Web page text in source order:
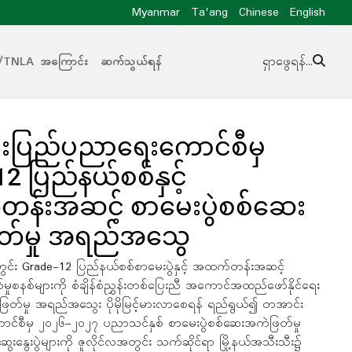
Myanmar Ta'ang Chinese English
TNLA အကြောင်း ဆက်သွယ်ရန် ရှာဖွေရန်...
ြည်ပညာရေးကောင်စီမှ
ပြည်နယ်စစ်နှင့်
းအဆင့် စာမေးပွဲစစ်ဆေး
မှု အရည်အသွေ
း Grade-12 ပြည်နယ်စစ်စာမေးပွဲနှင့် အထက်တန်းအဆင့်
နစ်များကို စံချိန်စံညွှန်းတစ်ပြေးညီ အကောင်အထည်ဖော်နိုင်ရေး
ြတ်မှု အရည်အသွေး ပိုမိုမြင့်မားလာစေရန် ရည်ရွယ်၍ တအာင်း
င်စီမှ ၂၀၂၆–၂၀၂၇ ပညာသင်နှစ် စာမေးပွဲစစ်ဆေးအကဲဖြတ်မှု
းနွေးပွဲများကို ဇူလိုင်လအတွင်း သက်ဆိုင်ရာ မြို့နယ်အသီးသီး၌